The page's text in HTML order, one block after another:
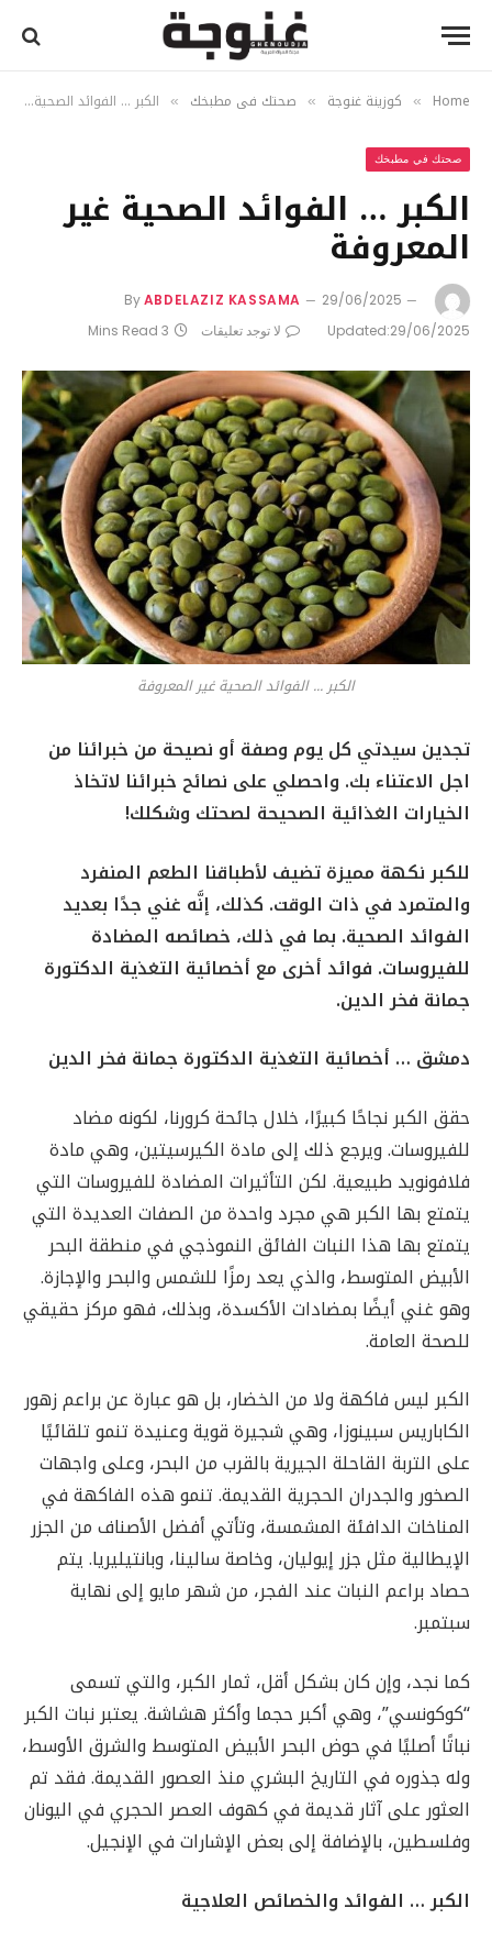
Home
» كوزينة غنوجة » صحتك في مطبخك » الكبر … الفوائد الصحية غير المعروفة
صحتك في مطبخك
الكبر … الفوائد الصحية غير
المعروفة
ByABDELAZIZ KASSAMA
29/06/2025
Updated:29/06/2025 لا توجد تعليقات 3 Mins Read
الكبر ... الفوائد الصحية غير المعروفة
تجدين سيدتي كل يوم وصفة أو نصيحة من خبرائنا من
اجل الاعتناء بك. واحصلي على نصائح خبرائنا لاتخاذ
الخيارات الغذائية الصحيحة لصحتك وشكلك!
للكبر نكهة مميزة تضيف لأطباقنا الطعم المنفرد
والمتمرد في ذات الوقت. كذلك، إنه غني جدًا بعديد
الفوائد الصحية. بما في ذلك، خصائصه المضادة
للفيروسات. فوائد أخرى مع أخصائية التغذية الدكتورة
جمانة فخر الدين.
دمشق … أخصائية التغذية الدكتورة جمانة فخر الدين
حقق الكبر نجاحًا كبيرًا، خلال جائحة كرورنا، لكونه مضاد
للفيروسات. ويرجع ذلك إلى مادة الكيرسيتين، وهي مادة
فلافونويد طبيعية. لكن التأثيرات المضادة للفيروسات التي
يتمتع بها الكبر هي مجرد واحدة من الصفات العديدة التي
يتمتع بها هذا النبات الفائق النموذجي في منطقة البحر
الأبيض المتوسط، والذي يعد رمزًا للشمس والبحر والإجازة.
وهو غني أيضًا بمضادات الأكسدة، وبذلك، فهو مركز حقيقي
للصحة العامة.
الكبر ليس فاكهة ولا من الخضار، بل هو عبارة عن براعم زهور
الكاباريس سبينوزا، وهي شجيرة قوية وعنيدة تنمو تلقائيًا
على التربة القاحلة الجيرية بالقرب من البحر، وعلى واجهات
الصخور والجدران الحجرية القديمة. تنمو هذه الفاكهة في
المناخات الدافئة المشمسة، وتأتي أفضل الأصناف من الجزر
الإيطالية مثل جزر إيوليان، وخاصة سالينا، وبانتيليريا. يتم
حصاد براعم النبات عند الفجر، من شهر مايو إلى نهاية
سبتمبر.
كما نجد، وإن كان بشكل أقل، ثمار الكبر، والتي تسمى
“كوكونسي”، وهي أكبر حجما وأكثر هشاشة. يعتبر نبات الكبر
نباتًا أصليًا في حوض البحر الأبيض المتوسط ​​والشرق الأوسط،
وله جذوره في التاريخ البشري منذ العصور القديمة. فقد تم
العثور على آثار قديمة في كهوف العصر الحجري في اليونان
وفلسطين، بالإضافة إلى بعض الإشارات في الإنجيل.
الكبر … الفوائد والخصائص العلاجية